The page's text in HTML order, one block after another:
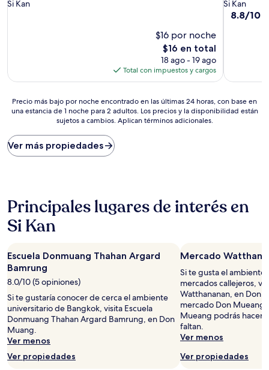
Si Kan
$16 por noche
El
precio
actual
es
$16
$16 en total
18 ago - 19 ago
Total con impuestos y cargos
2.0
Si Kan
8.8
8.8/10
Precio
más
por
noche
encontrado
24
horas,
con
base
una
estancia
de
1
noche
para
2
adultos.
Los
y
Precio más bajo por noche encontrado en las últimas 24 horas, con base en
una estancia de 1 noche para 2 adultos. Los precios y la disponibilidad están
sujetos a cambios. Aplican términos adicionales.
Ver más propiedades
Principales lugares de interés en
Si Kan
Escuela Donmuang Thahan Argard
Bamrung
8.0/10 (5 opiniones)
Si te gustaría conocer de cerca el ambiente
universitario de Bangkok, visita Escuela
Donmuang Thahan Argard Bamrung, en Don
Muang.
Ver menos
Ver propiedades
Mercado
Si te gusta el ambiente
mercados callejeros,
Watthananan, en Don
mercado Don Mueang
Mueang podrás hacer
faltan.
Ver menos
Ver propiedades